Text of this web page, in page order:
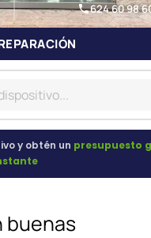
624 60 98
y obtén un presupuesto
buenas